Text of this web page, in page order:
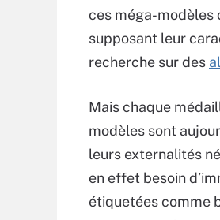
ces méga-modèles
supposant leur
recherche sur des
Mais chaque
modèles sont
leurs externalités
en effet besoin
étiquetées comme